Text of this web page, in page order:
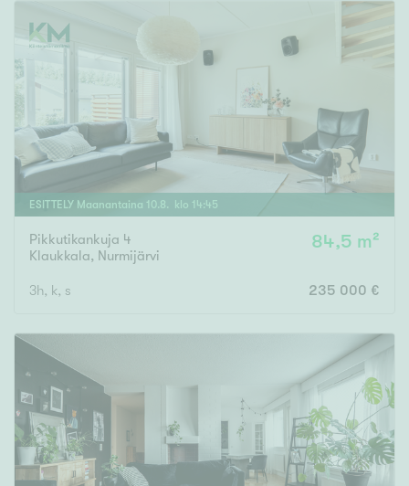
ESITTELY Maanantaina 10.8. klo 14:45
Pikkutikankuja 4
Klaukkala, Nurmijärvi
84,5 m²
3h, k, s 235 000 €